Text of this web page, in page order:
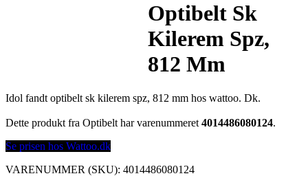
Optibelt Sk
Kilerem Spz,
812 Mm
Idol fandt optibelt sk kilerem spz, 812 mm hos wattoo. Dk.
Dette produkt fra Optibelt har varenummeret 4014486080124.
Se prisen hos Wattoo.dk
VARENUMMER (SKU): 4014486080124